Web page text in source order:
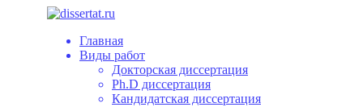
Главная
Виды работ
Докторская диссертация
Ph.D диссертация
Кандидатская диссертация